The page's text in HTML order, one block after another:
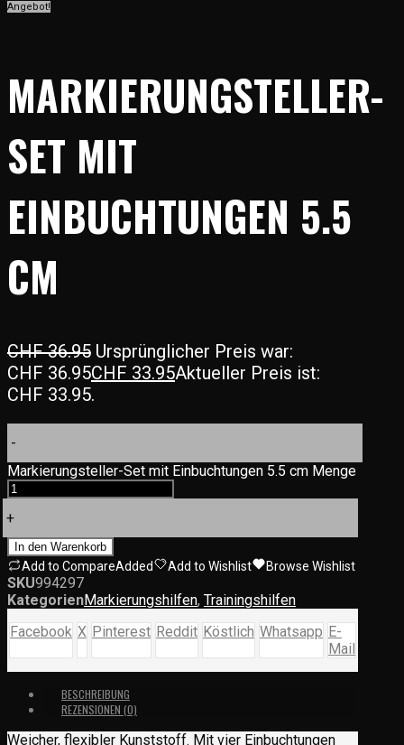
Angebot!
MARKIERUNGSTELLER-
SET MIT
EINBUCHTUNGEN 5.5
CM
CHF36.95 Ursprünglicher Preis war:
CHF 36.95CHF 33.95Aktueller Preis ist:
CHF 33.95.
-
Markierungsteller-Set mit Einbuchtungen 5.5 cm Menge
+
In den Warenkorb
Add to CompareAdded Add to Wishlist Browse Wishlist
SKU994297
KategorienMarkierungshilfen, Trainingshilfen
Facebook X Pinterest Reddit Köstlich Whatsapp E-
Mail
BESCHREIBUNG
REZENSIONEN (0)
Weicher, flexibler Kunststoff. Mit vier Einbuchtungen